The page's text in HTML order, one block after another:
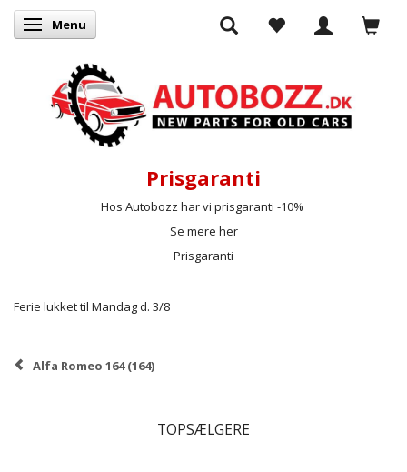
Skifte navigation
Menu
Prisgaranti
Hos Autobozz har vi prisgaranti -10%
Se mere her
Prisgaranti
Ferie lukket til Mandag d. 3/8
Alfa Romeo 164 (164)
TOPSÆLGERE